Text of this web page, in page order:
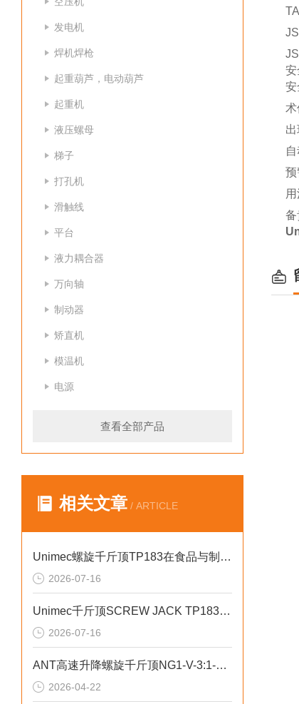
发电机
焊机焊枪
起重葫芦，电动葫芦
起重机
液压螺母
梯子
打孔机
滑触线
平台
液力耦合器
万向轴
制动器
矫直机
模温机
电源
查看全部产品
相关文章 / ARTICLE
Unimec螺旋千斤顶TP183在食品与制药行业的应用
2026-07-16
Unimec千斤顶SCREW JACK TP183壳体与蜗杆材质
2026-07-16
ANT高速升降螺旋千斤顶NG1-V-3:1-Tr24高速升降设计
2026-04-22
安
备